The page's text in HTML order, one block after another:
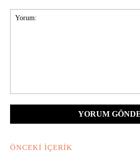
ÖNCEKI İÇERIK